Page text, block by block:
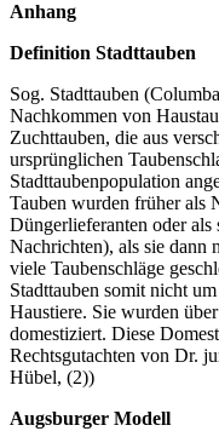
Anhang
Definition Stadttauben
Sog. Stadttauben
Nachkommen von
Zuchttauben, die aus
ursprünglichen
Stadttaubenpopulation
Tauben wurden früher als
Düngerlieferanten oder
Nachrichten), als sie dann
viele Taubenschläge
Stadttauben somit nicht
Haustiere. Sie wurden
domestiziert. Diese
Rechtsgutachten von Dr.
Hübel, (2))
Augsburger Modell